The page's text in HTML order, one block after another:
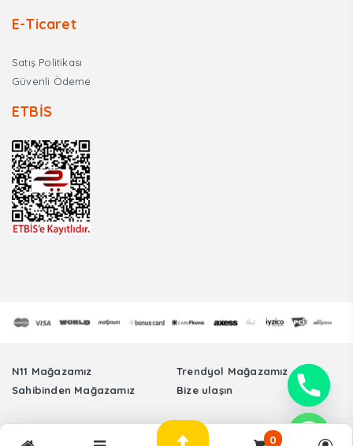
0
E-Ticaret
Satış Politikası
Güvenli Ödeme
ETBİS
N11 Mağazamız
Trendyol Mağazamız
Sahibinden Mağazamız
Bize ulaşın
Tüm Hakları Saklıdır. © Sinmer Otomotiv Elektronik Sanayi Ticaret Limited